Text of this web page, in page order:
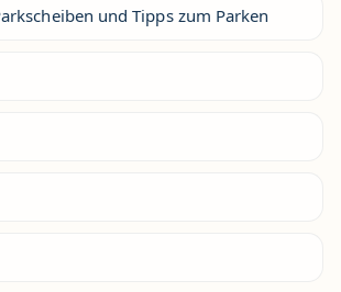
und Tipps zum Parken